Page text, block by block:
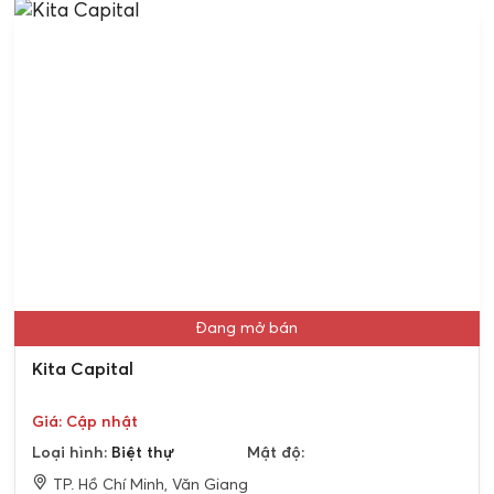
Đang mở bán
Kita Capital
Giá: Cập nhật
Loại hình: Biệt thự Mật độ:
TP. Hồ Chí Minh, Văn Giang